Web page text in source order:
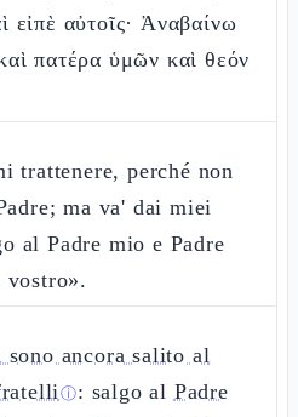
εἰπὲ αὐτοῖς· Ἀναβαίνω
πατέρα ὑμῶν καὶ θεόν
trattenere, perché non
ma va' dai miei
al Padre mio e Padre
ancora salito al
ⓘ: salgo al Padre